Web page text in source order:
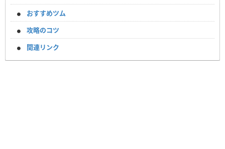
おすすめツム
攻略のコツ
関連リンク